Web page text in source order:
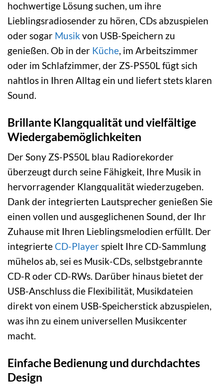
hochwertige Lösung suchen, um ihre
Lieblingsradiosender zu hören, CDs abzuspielen
oder sogar Musik von USB-Speichern zu
genießen. Ob in der Küche, im Arbeitszimmer
oder im Schlafzimmer, der ZS-PS50L fügt sich
nahtlos in Ihren Alltag ein und liefert stets klaren
Sound.
Brillante Klangqualität und vielfältige
Wiedergabemöglichkeiten
Der Sony ZS-PS50L blau Radiorekorder
überzeugt durch seine Fähigkeit, Ihre Musik in
hervorragender Klangqualität wiederzugeben.
Dank der integrierten Lautsprecher genießen Sie
einen vollen und ausgeglichenen Sound, der Ihr
Zuhause mit Ihren Lieblingsmelodien erfüllt. Der
integrierteCD-Playerspielt Ihre CD-Sammlung
mühelos ab, sei es Musik-CDs, selbstgebrannte
CD-R oder CD-RWs. Darüber hinaus bietet der
USB-Anschluss die Flexibilität, Musikdateien
direkt von einem USB-Speicherstick abzuspielen,
was ihn zu einem universellen Musikcenter
macht.
Einfache Bedienung und durchdachtes
Design